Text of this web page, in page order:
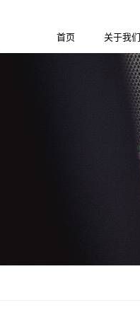
首页 关于我们